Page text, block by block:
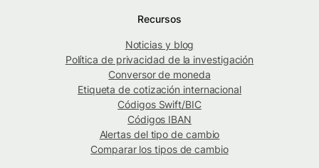
Recursos
Noticias y blog
Política de privacidad de la investigación
Conversor de moneda
Etiqueta de cotización internacional
Códigos Swift/BIC
Códigos IBAN
Alertas del tipo de cambio
Comparar los tipos de cambio